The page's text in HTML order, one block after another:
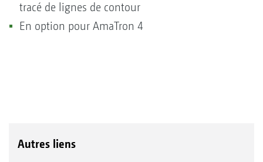
tracé de lignes de contour
En option pour AmaTron 4
Autres liens